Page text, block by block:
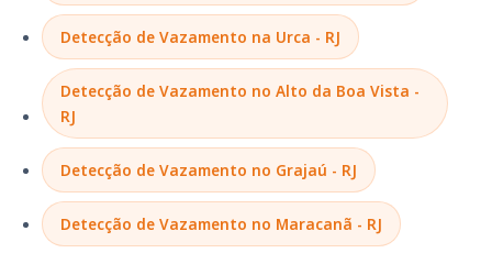
Detecção de Vazamento na Urca - RJ
Detecção de Vazamento no Alto da Boa Vista -
RJ
Detecção de Vazamento no Grajaú - RJ
Detecção de Vazamento no Maracanã - RJ